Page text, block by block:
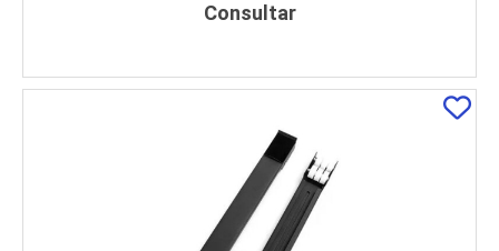
Consultar